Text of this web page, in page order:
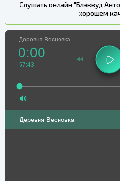
Слушать онлайн "Блэквуд
хорошем
Деревня Весновка
0:00
57:43
Деревня Весновка